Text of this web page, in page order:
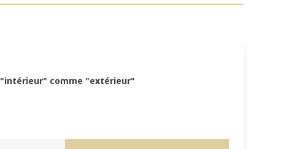
"intérieur" comme "extérieur"